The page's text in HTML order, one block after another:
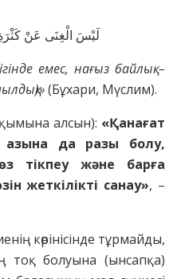
لَيْسَ الْغِنَى عَنْ
емес, нағыз байлық –
(Бұхари, Мүслим).
алсын): «Қанағат
да разы болу,
тікпеу және барға
жеткілікті санау», –
көрінісінде тұрмайды,
тоқ болуына (ынсапқа)